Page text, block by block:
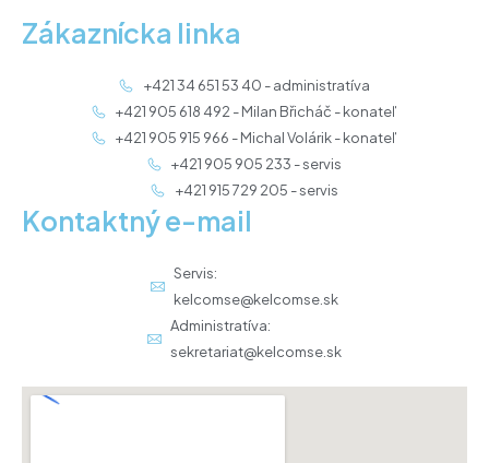
Zákaznícka linka
+421 34 651 53 40 - administratíva
+421 905 618 492 - Milan Břicháč - konateľ
+421 905 915 966 - Michal Volárik - konateľ
+421 905 905 233 - servis
+421 915 729 205 - servis
Kontaktný e-mail
Servis:
kelcomse@kelcomse.sk
Administratíva:
sekretariat@kelcomse.sk